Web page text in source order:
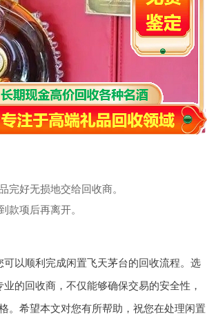
完好无损地交给回收商。
款项后再离开。
可以顺利完成闲置飞天茅台的回收流程。选
的回收商，不仅能够确保交易的安全性，
。希望本文对您有所帮助，祝您在处理闲置